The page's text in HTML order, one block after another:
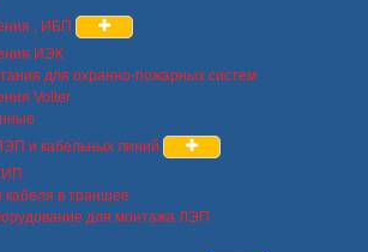
, ИБП
ИЭК
для охранно-пожарных систем
Volter
и кабельных линий
кабеля в траншее
для монтажа ЛЭП